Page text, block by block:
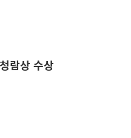
람상 수상